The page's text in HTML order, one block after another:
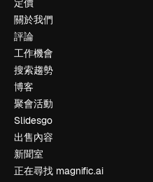
定價
關於我們
評論
工作機會
搜索趨勢
博客
聚會活動
Slidesgo
出售內容
新聞室
正在尋找 magnific.ai